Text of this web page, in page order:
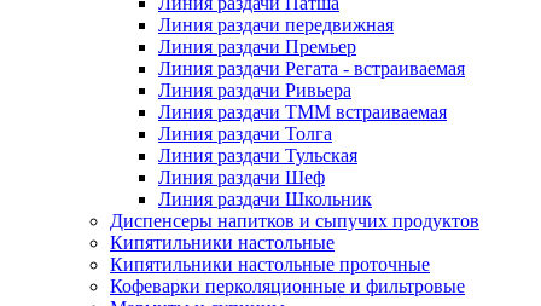
Линия раздачи передвижная
Линия раздачи Премьер
Линия раздачи Регата - встраиваемая
Линия раздачи Ривьера
Линия раздачи ТММ встраиваемая
Линия раздачи Толга
Линия раздачи Тульская
Линия раздачи Шеф
Линия раздачи Школьник
Диспенсеры напитков и сыпучих продуктов
Кипятильники настольные
Кипятильники настольные проточные
Кофеварки перколяционные и фильтровые